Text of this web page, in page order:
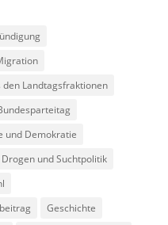
den Landtagsfraktionen
und Demokratie
Drogen und Suchtpolitik
Geschichte